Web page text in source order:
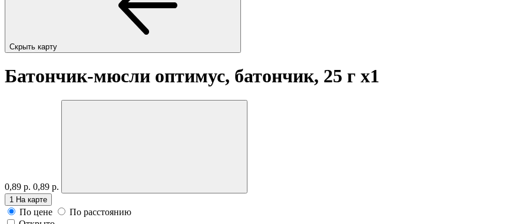
Скрыть карту
Батончик-мюсли оптимус, батончик, 25 г x1
0,89 р. 0,89 р.
1 На карте
По цене
По расстоянию